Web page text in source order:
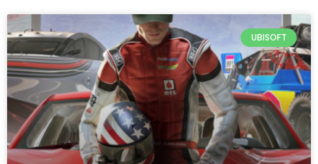
UBISOFT